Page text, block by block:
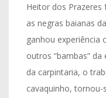
Heitor dos Prazeres
as negras baianas
ganhou experiência
outros “bambas”
da carpintaria, o
cavaquinho,